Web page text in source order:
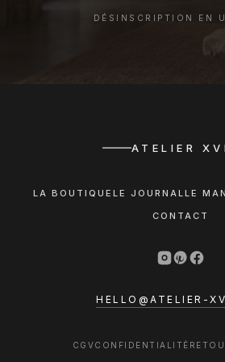
DÉSINSCRIPTION EN
ATELIER
LA BOUTIQUE LE JOURNALLE
CONTACT
HELLO@ATELIER-
CGVCONFIDENTIALITÉ